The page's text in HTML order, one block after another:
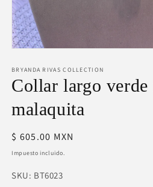
multimedia
1
en
ventana
modal
BRYANDA RIVAS COLLECTION
Collar largo verde
malaquita
Precio
habitual
$ 605.00 MXN
Impuesto incluido.
SKU:
SKU: BT6023